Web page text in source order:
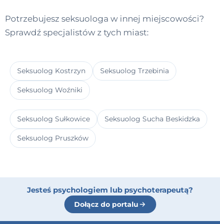
Potrzebujesz seksuologa w innej miejscowości?
Sprawdź specjalistów z tych miast:
Seksuolog Kostrzyn Seksuolog Trzebinia
Seksuolog Woźniki
Seksuolog Sułkowice Seksuolog Sucha Beskidzka
Seksuolog Pruszków
Jesteś psychologiem lub psychoterapeutą?
Dołącz do portalu